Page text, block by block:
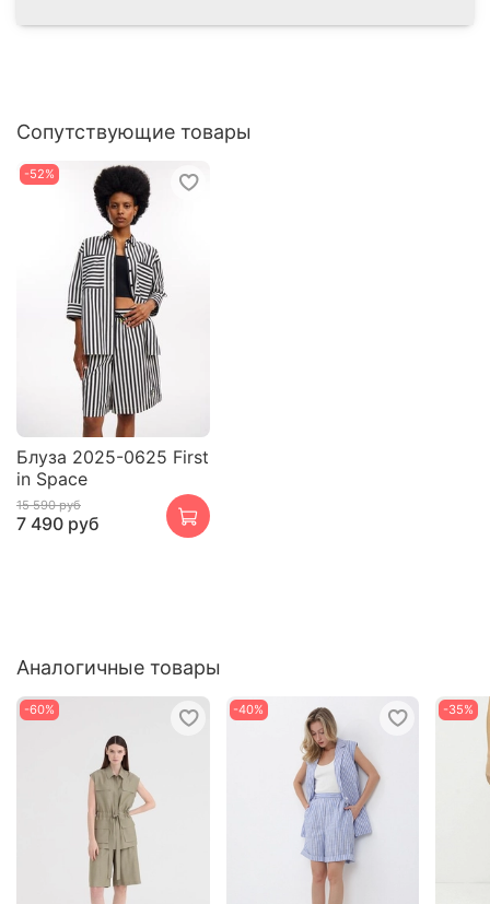
Сопутствующие товары
-52%
Блуза 2025-0625 First
in Space
15 590 руб
7 490 руб
Аналогичные товары
-60% -40% -35%